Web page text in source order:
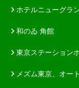
ホテルニューグラ
和のゐ 角館
東京ステーション
メズム東京、オー